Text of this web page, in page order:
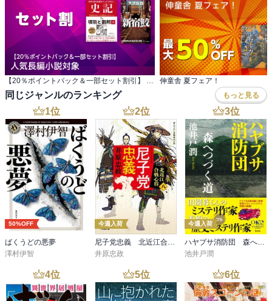
伸童舎 夏フェア！
同じジャンルのランキング もっと見る
1位
50%OFF
ばくうどの悪夢
澤村伊智
2位
今週入荷
尼子党忠義 北近江合戦心得〈八〉
井原忠政
3位
今週入荷
ハヤブサ消防団 森へつづく道
池井戸潤
4位 5位 6位